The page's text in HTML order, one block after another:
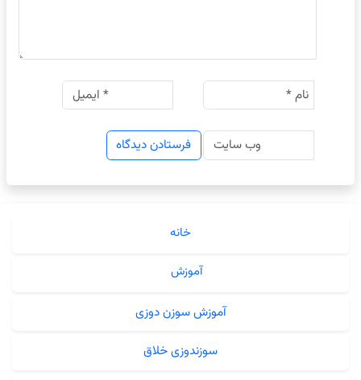
خانه
آموزش
آموزش سوزن دوزی
سوزندوزی خلاق